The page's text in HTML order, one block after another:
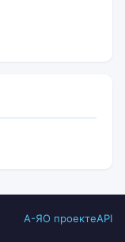
А-ЯО проектеAPI